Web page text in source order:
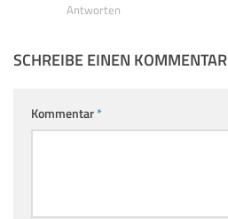
Antworten
SCHREIBE EINEN KOMMENTAR
Kommentar*